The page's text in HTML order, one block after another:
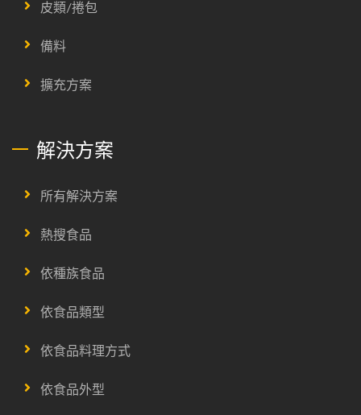
皮類/捲包
備料
擴充方案
解決方案
所有解決方案
熱搜食品
依種族食品
依食品類型
依食品料理方式
依食品外型